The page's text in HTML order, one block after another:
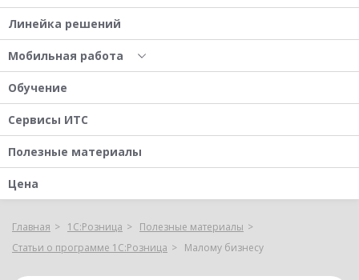
Линейка решений
Мобильная работа
Обучение
Сервисы ИТС
Полезные материалы
Цена
Главная 1С:Розница
Полезные материалы
Статьи о программе 1С:Розница
Малому бизнесу